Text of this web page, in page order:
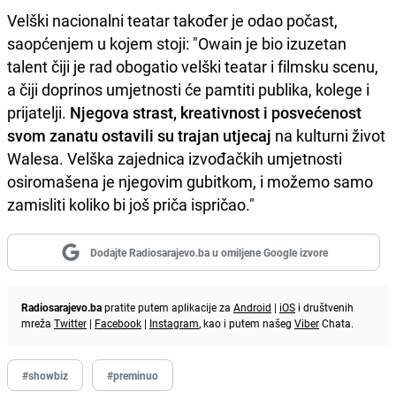
Velški nacionalni teatar također je odao počast,
saopćenjem u kojem stoji: "Owain je bio izuzetan
talent čiji je rad obogatio velški teatar i filmsku scenu,
a čiji doprinos umjetnosti će pamtiti publika, kolege i
prijatelji. Njegova strast, kreativnost i posvećenost
svom zanatu ostavili su trajan utjecaj na kulturni život
Walesa. Velška zajednica izvođačkih umjetnosti
osiromašena je njegovim gubitkom, i možemo samo
zamisliti koliko bi još priča ispričao."
Dodajte Radiosarajevo.ba u omiljene Google izvore
Radiosarajevo.bapratite putem aplikacije za Android | iOS i društvenih
mreža Twitter | Facebook | Instagram, kao i putem našeg ViberChata.
#showbiz #preminuo